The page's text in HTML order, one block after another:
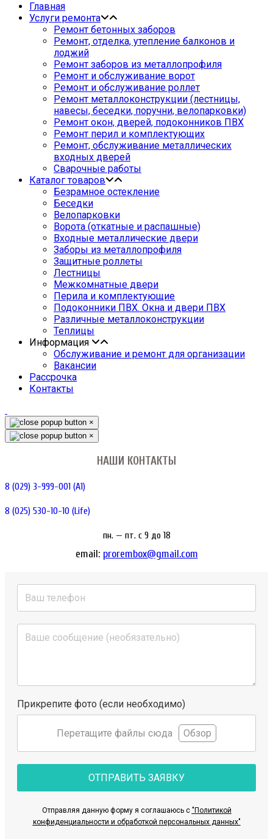
Главная
Услуги ремонта
Ремонт бетонных заборов
Ремонт, отделка, утепление балконов и
лоджий
Ремонт заборов из металлопрофиля
Ремонт и обслуживание ворот
Ремонт и обслуживание роллет
Ремонт металлоконструкции (лестницы,
навесы, беседки, поручни, велопарковки)
Ремонт окон, дверей, подоконников ПВХ
Ремонт перил и комплектующих
Ремонт, обслуживание металлических
входных дверей
Сварочные работы
Каталог товаров
Безрамное остекление
Беседки
Велопарковки
Ворота (откатные и распашные)
Входные металлические двери
Заборы из металлопрофиля
Защитные роллеты
Лестницы
Межкомнатные двери
Перила и комплектующие
Подоконники ПВХ. Окна и двери ПВХ
Различные металлоконструкции
Теплицы
Информация
Обслуживание и ремонт для организации
Вакансии
Рассрочка
Контакты
×
×
НАШИ КОНТАКТЫ
8 (029) 3-999-001 (A1)
8 (025) 530-10-10 (Life)
пн. — пт. c 9 до 18
email: prorembox@gmail.com
Прикрепите фото (если необходимо)
Перетащите файлы сюда Обзор
ОТПРАВИТЬ ЗАЯВКУ
Отправляя данную форму я соглашаюсь с "Политикой
конфиденциальности и обработкой персональных данных"